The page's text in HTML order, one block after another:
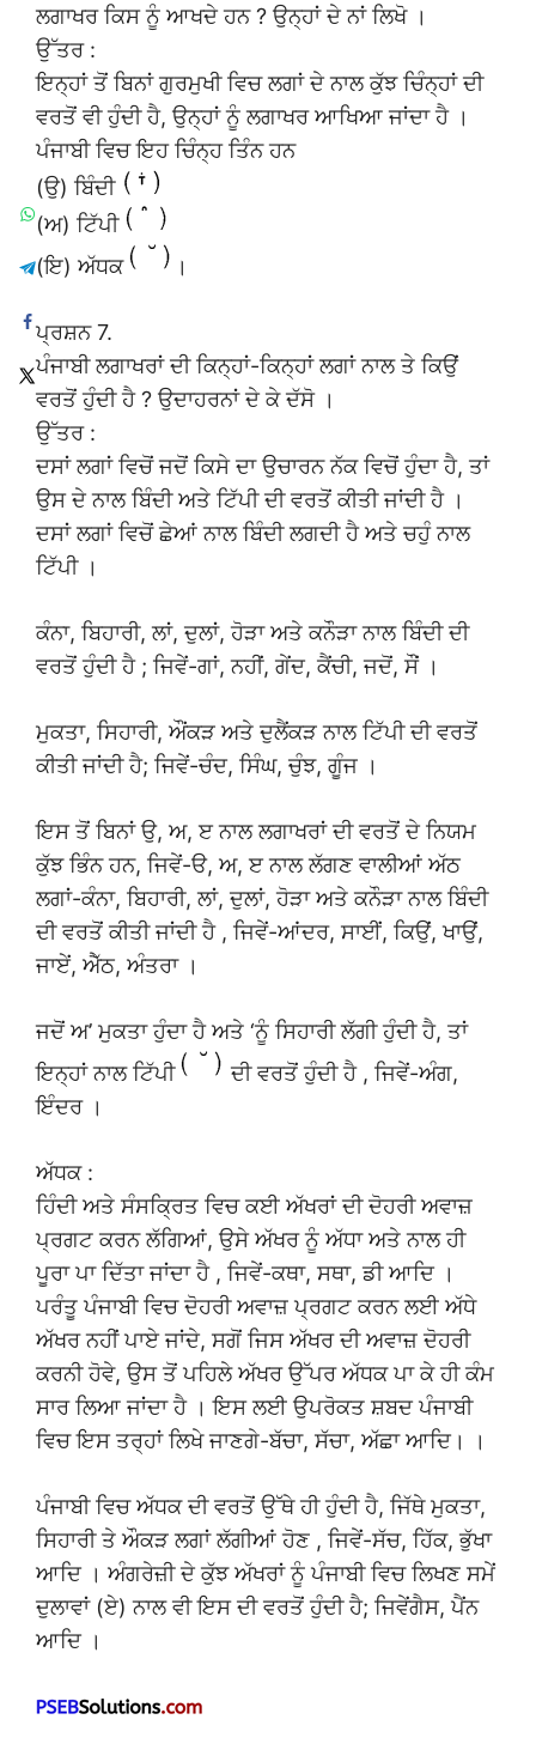
ਲਗਾਖਰ ਕਿਸ ਨੂੰ ਆਖਦੇ ਹਨ ? ਉਨ੍ਹਾਂ ਦੇ ਨਾਂ ਲਿਖੋ ।
ਉੱਤਰ :
ਇਨ੍ਹਾਂ ਤੋਂ ਬਿਨਾਂ ਗੁਰਮੁਖੀ ਵਿਚ ਲਗਾਂ ਦੇ ਨਾਲ ਕੁੱਝ ਚਿੰਨ੍ਹਾਂ ਦੀ
ਵਰਤੋਂ ਵੀ ਹੁੰਦੀ ਹੈ, ਉਨ੍ਹਾਂ ਨੂੰ ਲਗਾਖਰ ਆਖਿਆ ਜਾਂਦਾ ਹੈ ।
ਪੰਜਾਬੀ ਵਿਚ ਇਹ ਚਿੰਨ੍ਹ ਤਿੰਨ ਹਨ
(ਉ) ਬਿੰਦੀ
(ਅ) ਟਿੱਪੀ
(ਇ) ਅੱਧਕ
।
ਪ੍ਰਸ਼ਨ 7.
ਪੰਜਾਬੀ ਲਗਾਖਰਾਂ ਦੀ ਕਿਨ੍ਹਾਂ-ਕਿਨ੍ਹਾਂ ਲਗਾਂ ਨਾਲ ਤੇ ਕਿਉਂ
ਵਰਤੋਂ ਹੁੰਦੀ ਹੈ ? ਉਦਾਹਰਨਾਂ ਦੇ ਕੇ ਦੱਸੋ ।
ਉੱਤਰ :
ਦਸਾਂ ਲਗਾਂ ਵਿਚੋਂ ਜਦੋਂ ਕਿਸੇ ਦਾ ਉਚਾਰਨ ਨੱਕ ਵਿਚੋਂ ਹੁੰਦਾ ਹੈ, ਤਾਂ
ਉਸ ਦੇ ਨਾਲ ਬਿੰਦੀ ਅਤੇ ਟਿੱਪੀ ਦੀ ਵਰਤੋਂ ਕੀਤੀ ਜਾਂਦੀ ਹੈ ।
ਦਸਾਂ ਲਗਾਂ ਵਿਚੋਂ ਛੇਆਂ ਨਾਲ ਬਿੰਦੀ ਲਗਦੀ ਹੈ ਅਤੇ ਚਹੁੰ ਨਾਲ
ਟਿੱਪੀ ।
ਕੰਨਾ, ਬਿਹਾਰੀ, ਲਾਂ, ਦੁਲਾਂ, ਹੋੜਾ ਅਤੇ ਕਨੌੜਾ ਨਾਲ ਬਿੰਦੀ ਦੀ
ਵਰਤੋਂ ਹੁੰਦੀ ਹੈ ; ਜਿਵੇਂ-ਗਾਂ, ਨਹੀਂ, ਗੇਂਦ, ਕੈਂਚੀ, ਜਦੋਂ, ਸੌਂ ।
ਮੁਕਤਾ, ਸਿਹਾਰੀ, ਔਂਕੜ ਅਤੇ ਦੁਲੈਂਕੜ ਨਾਲ ਟਿੱਪੀ ਦੀ ਵਰਤੋਂ
ਕੀਤੀ ਜਾਂਦੀ ਹੈ; ਜਿਵੇਂ-ਚੰਦ, ਸਿੰਘ, ਚੁੰਝ, ਗੂੰਜ ।
ਇਸ ਤੋਂ ਬਿਨਾਂ ਉ, ਅ, ੲ ਨਾਲ ਲਗਾਖਰਾਂ ਦੀ ਵਰਤੋਂ ਦੇ ਨਿਯਮ
ਕੁੱਝ ਭਿੰਨ ਹਨ, ਜਿਵੇਂ-ੳ, ਅ, ੲ ਨਾਲ ਲੱਗਣ ਵਾਲੀਆਂ ਅੱਠ
ਲਗਾਂ-ਕੰਨਾ, ਬਿਹਾਰੀ, ਲਾਂ, ਦੁਲਾਂ, ਹੋੜਾ ਅਤੇ ਕਨੌੜਾ ਨਾਲ ਬਿੰਦੀ
ਦੀ ਵਰਤੋਂ ਕੀਤੀ ਜਾਂਦੀ ਹੈ , ਜਿਵੇਂ-ਆਂਦਰ, ਸਾਈਂ, ਕਿਉਂ, ਖਾਉਂ,
ਜਾਏਂ, ਐੱਠ, ਅੰਤਰਾ ।
ਜਦੋਂ ਅ’ ਮੁਕਤਾ ਹੁੰਦਾ ਹੈ ਅਤੇ ‘ਨੂੰ ਸਿਹਾਰੀ ਲੱਗੀ ਹੁੰਦੀ ਹੈ, ਤਾਂ
ਇਨ੍ਹਾਂ ਨਾਲ ਟਿੱਪੀ
ਦੀ ਵਰਤੋਂ ਹੁੰਦੀ ਹੈ , ਜਿਵੇਂ-ਅੰਗ,
ਇੰਦਰ ।
ਅੱਧਕ :
ਹਿੰਦੀ ਅਤੇ ਸੰਸਕ੍ਰਿਤ ਵਿਚ ਕਈ ਅੱਖਰਾਂ ਦੀ ਦੋਹਰੀ ਅਵਾਜ਼
ਪ੍ਰਗਟ ਕਰਨ ਲੱਗਿਆਂ, ਉਸੇ ਅੱਖਰ ਨੂੰ ਅੱਧਾ ਅਤੇ ਨਾਲ ਹੀ
ਪੂਰਾ ਪਾ ਦਿੱਤਾ ਜਾਂਦਾ ਹੈ , ਜਿਵੇਂ-ਕਥਾ, ਸਥਾ, ਡੀ ਆਦਿ ।
ਪਰੰਤੂ ਪੰਜਾਬੀ ਵਿਚ ਦੋਹਰੀ ਅਵਾਜ਼ ਪ੍ਰਗਟ ਕਰਨ ਲਈ ਅੱਧੇ
ਅੱਖਰ ਨਹੀਂ ਪਾਏ ਜਾਂਦੇ, ਸਗੋਂ ਜਿਸ ਅੱਖਰ ਦੀ ਅਵਾਜ਼ ਦੋਹਰੀ
ਕਰਨੀ ਹੋਵੇ, ਉਸ ਤੋਂ ਪਹਿਲੇ ਅੱਖਰ ਉੱਪਰ ਅੱਧਕ ਪਾ ਕੇ ਹੀ ਕੰਮ
ਸਾਰ ਲਿਆ ਜਾਂਦਾ ਹੈ । ਇਸ ਲਈ ਉਪਰੋਕਤ ਸ਼ਬਦ ਪੰਜਾਬੀ
ਵਿਚ ਇਸ ਤਰ੍ਹਾਂ ਲਿਖੇ ਜਾਣਗੇ-ਬੱਚਾ, ਸੱਚਾ, ਅੱਛਾ ਆਦਿ। ।
ਪੰਜਾਬੀ ਵਿਚ ਅੱਧਕ ਦੀ ਵਰਤੋਂ ਉੱਥੇ ਹੀ ਹੁੰਦੀ ਹੈ, ਜਿੱਥੇ ਮੁਕਤਾ,
ਸਿਹਾਰੀ ਤੇ ਔਕੜ ਲਗਾਂ ਲੱਗੀਆਂ ਹੋਣ , ਜਿਵੇਂ-ਸੱਚ, ਹਿੱਕ, ਭੁੱਖਾ
ਆਦਿ । ਅੰਗਰੇਜ਼ੀ ਦੇ ਕੁੱਝ ਅੱਖਰਾਂ ਨੂੰ ਪੰਜਾਬੀ ਵਿਚ ਲਿਖਣ ਸਮੇਂ
ਦੁਲਾਵਾਂ (ਏ) ਨਾਲ ਵੀ ਇਸ ਦੀ ਵਰਤੋਂ ਹੁੰਦੀ ਹੈ; ਜਿਵੇਂਗੈਸ, ਪੈਂਨ
ਆਦਿ ।